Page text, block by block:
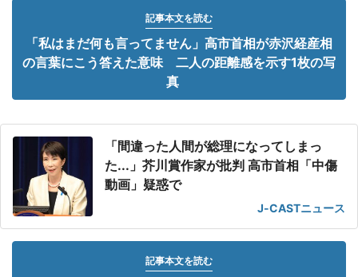
記事本文を読む
「私はまだ何も言ってません」高市首相が赤沢経産相
の言葉にこう答えた意味 二人の距離感を示す1枚の写
真
「間違った人間が総理になってしまっ
た...」芥川賞作家が批判 高市首相「中傷
動画」疑惑で
J-CASTニュース
記事本文を読む